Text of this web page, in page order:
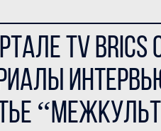
TV